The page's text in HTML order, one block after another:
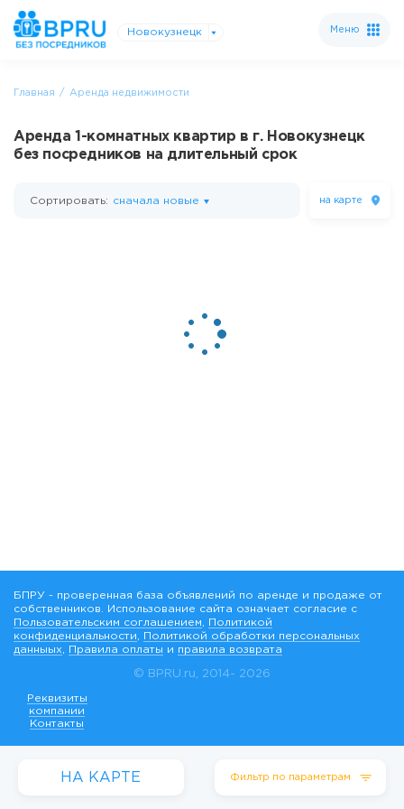
Новокузнецк Меню
Главная Аренда недвижимости
Аренда 1-комнатных квартир в г. Новокузнецк
без посредников на длительный срок
НА КАРТЕ Фильтр по параметрам
Сортировать: сначала новые на карте
Реквизиты
компании
Контакты
© BPRU.ru, 2014- 2026
БПРУ - проверенная база объявлений по аренде и продаже от
собственников. Использование сайта означает согласие с
Пользовательским соглашением
Политикой
конфиденциальности
Политикой обработки персональных
данныых
Правила оплаты и правила возврата